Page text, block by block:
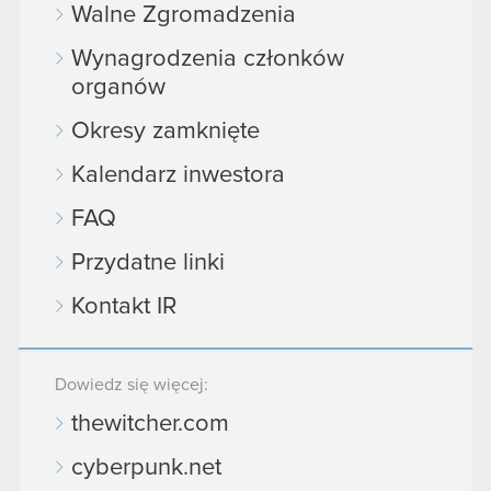
Walne Zgromadzenia
Wynagrodzenia członków
organów
Okresy zamknięte
Kalendarz inwestora
FAQ
Przydatne linki
Kontakt IR
Dowiedz się więcej:
thewitcher.com
cyberpunk.net